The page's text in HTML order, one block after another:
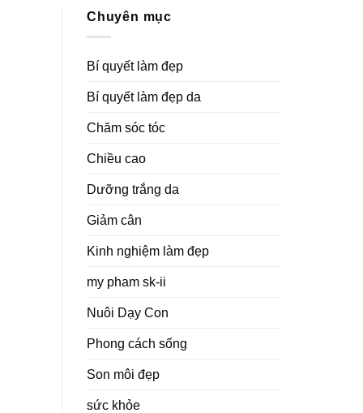
Chuyên mục
Bí quyết làm đẹp
Bí quyết làm đẹp da
Chăm sóc tóc
Chiều cao
Dưỡng trắng da
Giảm cân
Kinh nghiệm làm đẹp
my pham sk-ii
Nuôi Dạy Con
Phong cách sống
Son môi đẹp
sức khỏe